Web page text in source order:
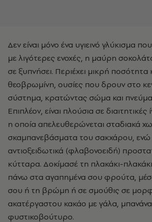
Δεν είναι μόνο ένα υγιεινό γλύκισμα
με λιγότερες ενοχές, η μαύρη
σε ξυπνήσει. Περιέχει μικρή ποσότητα
θεοβρωμίνη, ουσίες που δρουν στο
σύστημα, κρατώντας σώμα και
Επιπλέον, είναι πλούσια σε διαιτητικές
η οποία απελευθερώνεται σταδιακά
σκαμπανεβάσματα του σακχάρου, ενώ
αντιοξειδωτικά (φλαβονοειδή)
κύτταρα. Δοκίμασέ τη πλακάκι-
πάνω στα αγαπημένα σου φρούτα,
σου ή τη βρώμη ή σε σμούθις σε
ακατέργαστου κακάο με γάλα, μπανάνα
φυστικοβούτυρο.